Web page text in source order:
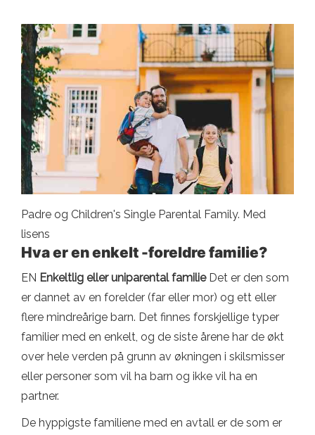
Padre og Children's Single Parental Family. Med
lisens
Hva er en enkelt -foreldre familie?
EN Enkeltlig eller uniparental familie Det er den som
er dannet av en forelder (far eller mor) og ett eller
flere mindreårige barn. Det finnes forskjellige typer
familier med en enkelt, og de siste årene har de økt
over hele verden på grunn av økningen i skilsmisser
eller personer som vil ha barn og ikke vil ha en
partner.
De hyppigste familiene med en avtall er de som er